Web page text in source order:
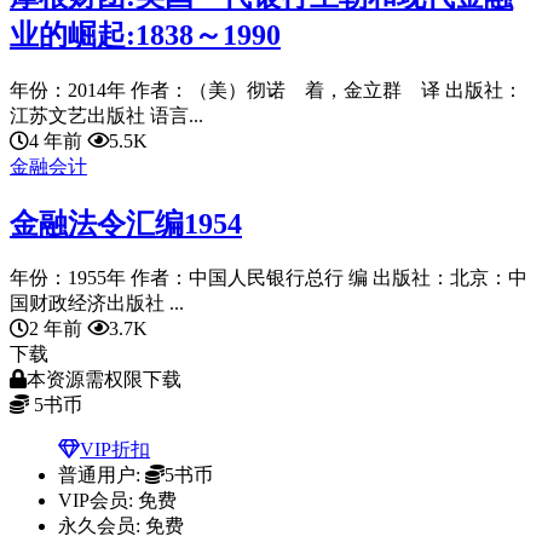
业的崛起:1838～1990
年份：2014年 作者：（美）彻诺 着，金立群 译 出版社：
江苏文艺出版社 语言...
4 年前
5.5K
金融会计
金融法令汇编1954
年份：1955年 作者：中国人民银行总行 编 出版社：北京：中
国财政经济出版社 ...
2 年前
3.7K
下载
本资源需权限下载
5书币
VIP折扣
普通用户:
5书币
VIP会员: 免费
永久会员: 免费